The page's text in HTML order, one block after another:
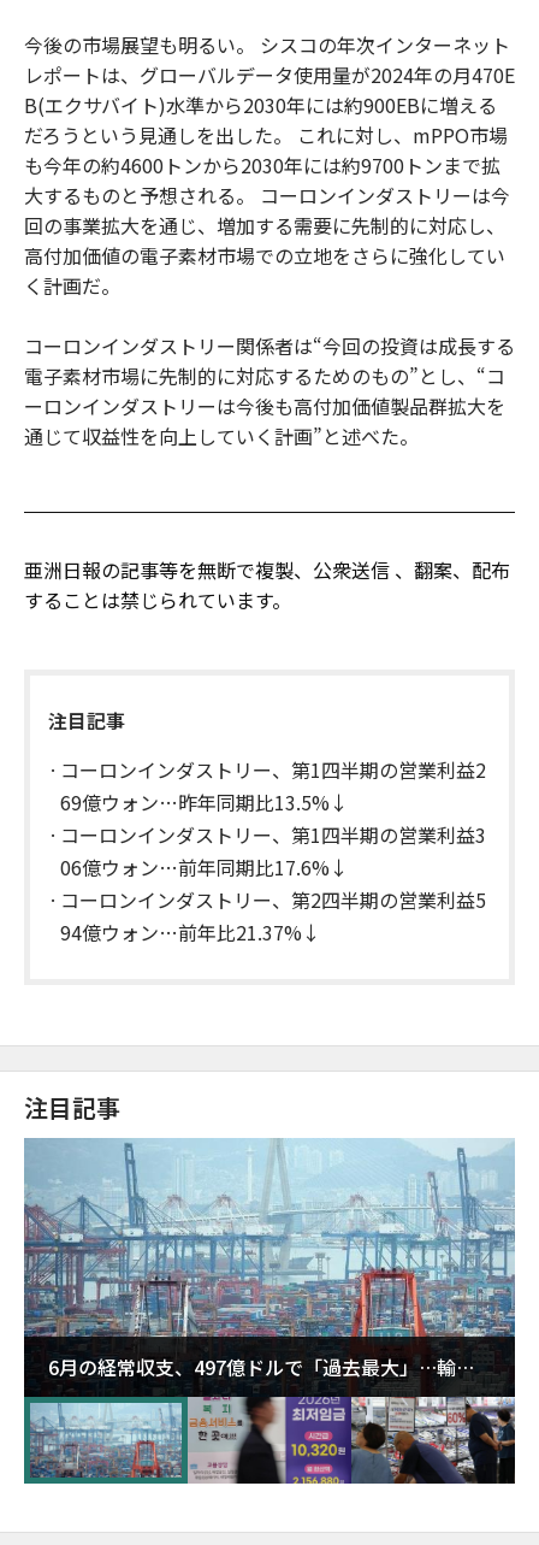
今後の市場展望も明るい。 シスコの年次インターネット
レポートは、グローバルデータ使用量が2024年の月470E
B(エクサバイト)水準から2030年には約900EBに増える
だろうという見通しを出した。 これに対し、mPPO市場
も今年の約4600トンから2030年には約9700トンまで拡
大するものと予想される。 コーロンインダストリーは今
回の事業拡大を通じ、増加する需要に先制的に対応し、
高付加価値の電子素材市場での立地をさらに強化してい
く計画だ。
コーロンインダストリー関係者は“今回の投資は成長する
電子素材市場に先制的に対応するためのもの”とし、“コ
ーロンインダストリーは今後も高付加価値製品群拡大を
通じて収益性を向上していく計画”と述べた。
亜洲日報の記事等を無断で複製、公衆送信 、翻案、配布
することは禁じられています。
注目記事
コーロンインダストリー、第1四半期の営業利益2
69億ウォン…昨年同期比13.5%↓
コーロンインダストリー、第1四半期の営業利益3
06億ウォン…前年同期比17.6%↓
コーロンインダストリー、第2四半期の営業利益5
94億ウォン…前年比21.37%↓
注目記事
6月の経常収支、497億ドルで「過去最大」…輸出
が初の1000億ドル突破